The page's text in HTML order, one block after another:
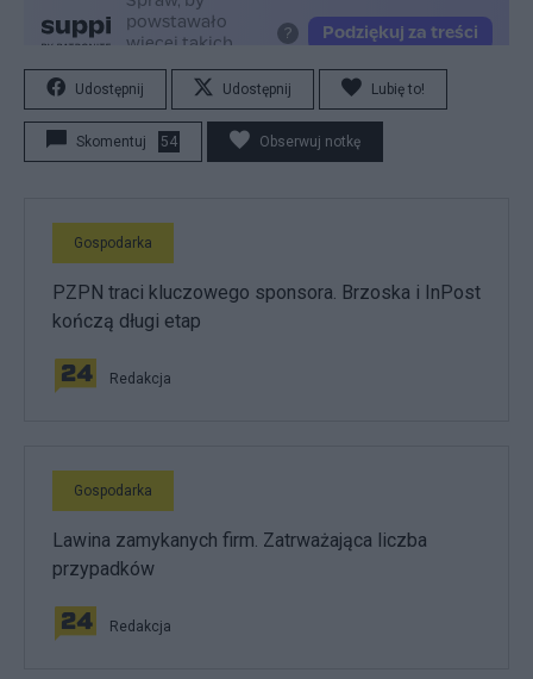
Udostępnij Udostępnij Lubię to!
Skomentuj 54 Obserwuj notkę
Gospodarka
PZPN traci kluczowego sponsora. Brzoska i InPost
kończą długi etap
Redakcja
Gospodarka
Lawina zamykanych firm. Zatrważająca liczba
przypadków
Redakcja